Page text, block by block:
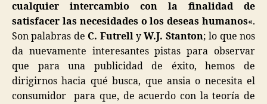
cualquier intercambio con la finalidad de
satisfacer las necesidades o los deseas humanos«.
Son palabras de C. FutrellyW.J. Stanton; lo que nos
da nuevamente interesantes pistas para observar
que para una publicidad de éxito, hemos de
dirigirnos hacia qué busca, que ansia o necesita el
consumidor para que, de acuerdo con la teoría de